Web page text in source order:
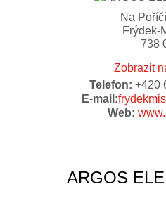
Na
Frýdek-
738
Zobrazit
Telefon: +420
E-mail:
Web:
ARGOS